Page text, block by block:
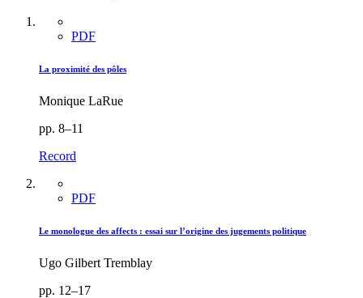
PDF
La proximité des pôles
Monique LaRue
pp. 8–11
Record
PDF
Le monologue des affects : essai sur l’origine des jugements politique
Ugo Gilbert Tremblay
pp. 12–17